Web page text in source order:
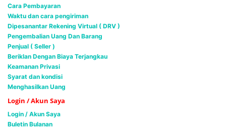
Cara Pembayaran
Waktu dan cara pengiriman
Dipesanantar Rekening Virtual ( DRV )
Pengembalian Uang Dan Barang
Penjual ( Seller )
Beriklan Dengan Biaya Terjangkau
Keamanan Privasi
Syarat dan kondisi
Menghasilkan Uang
Login / Akun Saya
Login / Akun Saya
Buletin Bulanan